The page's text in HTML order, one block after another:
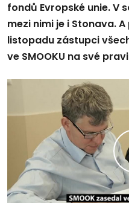
fondů Evropské unie. V
mezi nimi je i Stonava.
listopadu zástupci
ve SMOOKU na své